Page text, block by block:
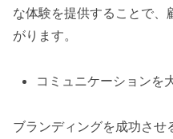
な体験を提供することで、
がります。
コミュニケーションを
ブランディングを成功させ